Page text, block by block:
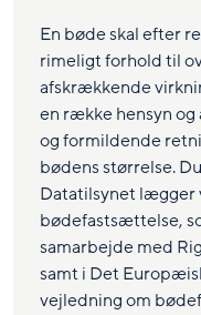
En bøde skal efter
rimeligt forhold til
afskrækkende
en række hensyn
og formildende
bødens størrelse.
Datatilsynet lægger
bødefastsættelse,
samarbejde med
samt i Det
vejledning om